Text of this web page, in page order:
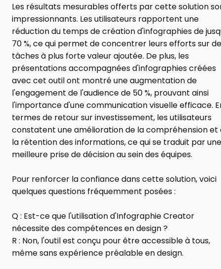
Les résultats mesurables offerts par cette solution
impressionnants. Les utilisateurs rapportent une
réduction du temps de création d'infographies de
70 %, ce qui permet de concentrer leurs efforts sur
tâches à plus forte valeur ajoutée. De plus, les
présentations accompagnées d'infographies créées
avec cet outil ont montré une augmentation de
l'engagement de l'audience de 50 %, prouvant ainsi
l'importance d'une communication visuelle efficace.
termes de retour sur investissement, les utilisateurs
constatent une amélioration de la compréhension et
la rétention des informations, ce qui se traduit par une
meilleure prise de décision au sein des équipes.
Pour renforcer la confiance dans cette solution, voici
quelques questions fréquemment posées :
Q : Est-ce que l'utilisation d'Infographie Creator
nécessite des compétences en design ?
R : Non, l'outil est conçu pour être accessible à tous,
même sans expérience préalable en design.